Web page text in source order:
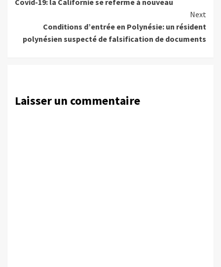
Reading
Next
Conditions d’entrée en Polynésie: un résident
polynésien suspecté de falsification de documents
Laisser un commentaire